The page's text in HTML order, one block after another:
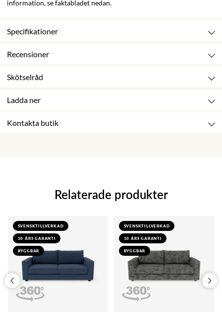
information, se faktabladet nedan.
Specifikationer
Recensioner
Skötselråd
Ladda ner
Kontakta butik
Relaterade produkter
SVENSKTILLVERKAD
10 ÅRS GARANTI
BYGGBAR
SVENSKTILLVERKAD
10 ÅRS GARANTI
BYGGBAR